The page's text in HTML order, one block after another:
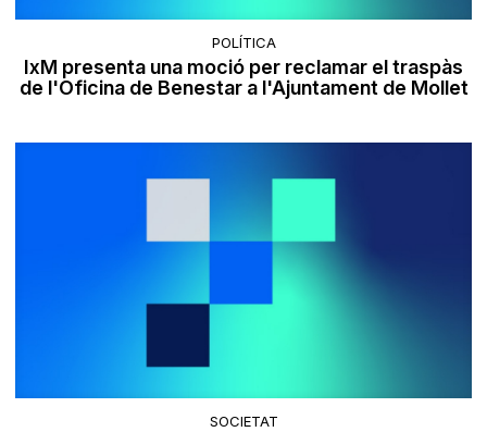
POLÍTICA
IxM presenta una moció per reclamar el traspàs
de l'Oficina de Benestar a l'Ajuntament de Mollet
SOCIETAT